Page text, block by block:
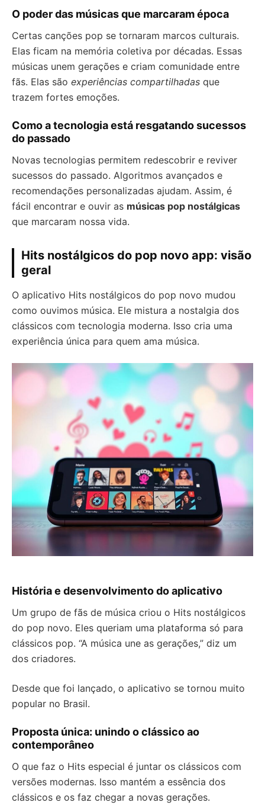
O poder das músicas que marcaram época
Certas canções pop se tornaram marcos culturais.
Elas ficam na memória coletiva por décadas. Essas
músicas unem gerações e criam comunidade entre
fãs. Elas são experiências compartilhadas que
trazem fortes emoções.
Como a tecnologia está resgatando sucessos
do passado
Novas tecnologias permitem redescobrir e reviver
sucessos do passado. Algoritmos avançados e
recomendações personalizadas ajudam. Assim, é
fácil encontrar e ouvir as músicas pop nostálgicas
que marcaram nossa vida.
Hits nostálgicos do pop novo app: visão
geral
O aplicativo Hits nostálgicos do pop novo mudou
como ouvimos música. Ele mistura a nostalgia dos
clássicos com tecnologia moderna. Isso cria uma
experiência única para quem ama música.
História e desenvolvimento do aplicativo
Um grupo de fãs de música criou o Hits nostálgicos
do pop novo. Eles queriam uma plataforma só para
clássicos pop. “A música une as gerações,” diz um
dos criadores.
Desde que foi lançado, o aplicativo se tornou muito
popular no Brasil.
Proposta única: unindo o clássico ao
contemporâneo
O que faz o Hits especial é juntar os clássicos com
versões modernas. Isso mantém a essência dos
clássicos e os faz chegar a novas gerações.